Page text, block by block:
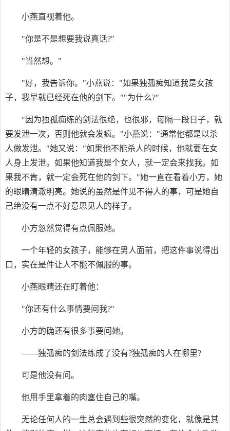
小燕直视着他。
"你是不是想要我说真话?"
"当然想。"
"好，我告诉你。"小燕说："如果独孤痴知道我是女孩
子，我早就已经死在他的剑下。""为什么?"
"因为独孤痴练的剑法很绝，也很邪，每隔一段日子，就
要发泄一次，否则他就会发疯。"小燕说："通常他都是以杀
人做发泄。"她又说："如果他不能杀人的时候，他就要在女
人身上发泄。如果他知道我是个女人，就一定会来找我。如
果我不肯，就一定会死在他的剑下。"她一直在看着小方，她
的眼睛清澈明亮。她说的虽然是件见不得人的事，可是她自
己绝没有一点不好意思见人的样子。
小方忽然觉得有点佩服她。
一个年轻的女孩子，能够在男人面前，把这件事说得出
口，实在是件让人不能不佩服的事。
小燕眼睛还在盯着他：
"你还有什么事情要问我?"
小方的确还有很多事要问她。
——独孤痴的剑法练成了没有?独孤痴的人在哪里?
可是他没有问。
他用手里拿着的肉塞住自己的嘴。
无论任何人的一生总会遇到些很突然的变化，就像是其